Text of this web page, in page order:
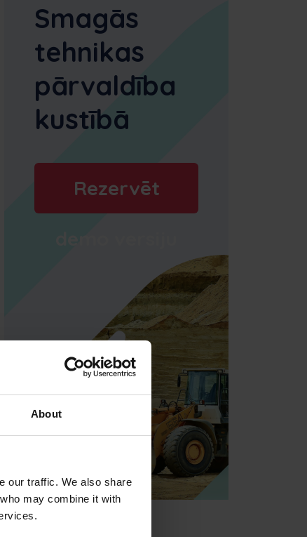
About
our traffic. We also share
may combine it with
Smagās
tehnikas
pārvaldība
kustībā
Rezervēt